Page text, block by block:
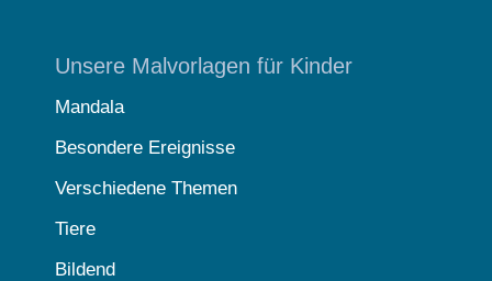
Unsere Malvorlagen für Kinder
Mandala
Besondere Ereignisse
Verschiedene Themen
Tiere
Bildend